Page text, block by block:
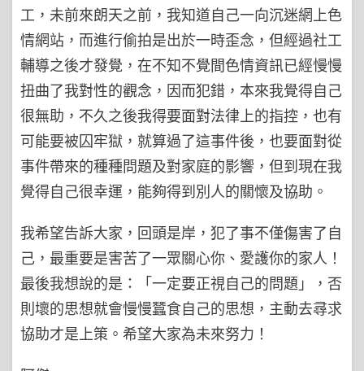
工，未前來朗天之前，我知道自己一向沉迷網上色
情網站，而進行偷拍是出於一時歪念，但經過社工
輔導之後才發覺，在不知不覺間色情資訊已經慢慢
扭曲了我對性的觀念，因而犯錯，本來我覺得自己
很無助，不久之後我得要面對法律上的指控，也有
可能要被囚牢獄，就算過了這事件後，也要面對從
事件帶來的種種問題及對家庭的影響，但到現在我
覺得自己很幸運，能夠得到別人的關懷及協助。
我希望告訴大家，回頭是岸，犯了事不僅傷害了自
己，最重要是害苦了一眾關心你、愛護你的家人！
最後我想說的是：「一定要正視自己的問題」，否
則壞的思想就會慢慢蠶食自己的思想，主動去尋求
協助才是上策。希望大家為未來努力！